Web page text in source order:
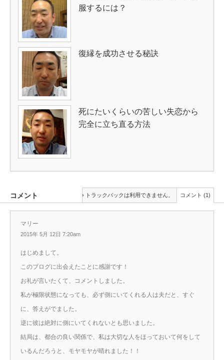
服するには？
復縁を成功させる秘訣
死にたいくらいの苦しい失恋から
完全に立ち直る方法
コメント トラックバックは利用できません。 コメント (1)
マリー
2015年 5月 12日 7:20am
はじめまして。
このブログに出会えたことに感謝です！
お礼が言いたくて、コメントしました。
私が極限状態になっても、必ず側にいてくれる人は夫だと、すぐ
に、答えがでました。
逆に彼は絶対に側にいてくれないとも思いました。
結局は、都合の良い関係で、私は大切な人をほっておいて何をして
いるんだろうと、モヤモヤが晴れました！！